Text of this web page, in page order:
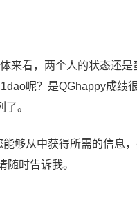
来看，两个人的状态还
呢？是QGhappy成绩
。
够从中获得所需的信息
时告诉我。